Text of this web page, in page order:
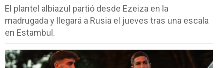
El plantel albiazul partió desde Ezeiza en la
madrugada y llegará a Rusia el jueves tras una escala
en Estambul.